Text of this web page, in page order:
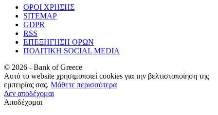
ΟΡΟΙ ΧΡΗΣΗΣ
SITEMAP
GDPR
RSS
ΕΠΕΞΗΓΗΣΗ ΟΡΩΝ
ΠΟΛΙΤΙΚΗ SOCIAL MEDIA
© 2026 - Bank of Greece
Αυτό το website χρησιμοποιεί cookies για την βελτιστοποίηση της
εμπειρίας σας. Μάθετε περισσότερα
Δεν αποδέχομαι
Αποδέχομαι